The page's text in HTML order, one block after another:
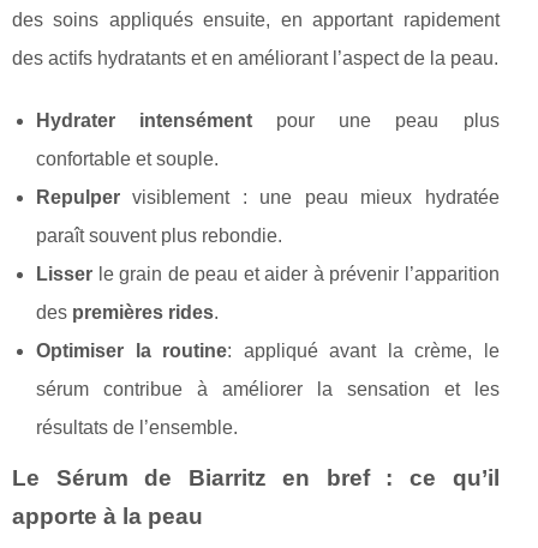
des soins appliqués ensuite, en apportant rapidement
des actifs hydratants et en améliorant l’aspect de la peau.
Hydrater intensément pour une peau plus
confortable et souple.
Repulper visiblement : une peau mieux hydratée
paraît souvent plus rebondie.
Lisser le grain de peau et aider à prévenir l’apparition
des premières rides.
Optimiser la routine: appliqué avant la crème, le
sérum contribue à améliorer la sensation et les
résultats de l’ensemble.
Le Sérum de Biarritz en bref : ce qu’il
apporte à la peau